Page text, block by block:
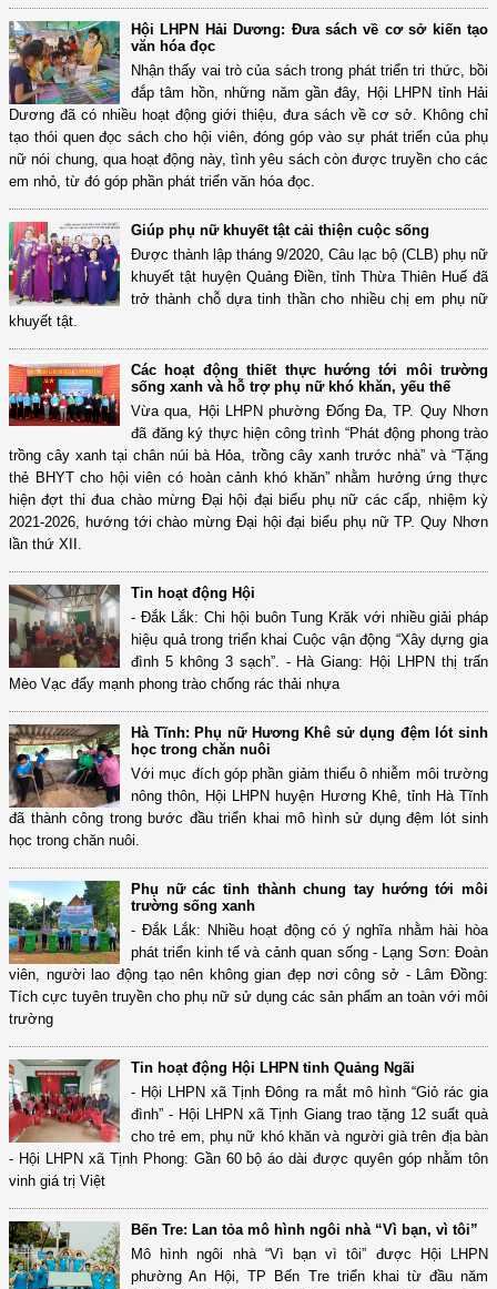
Hội LHPN Hải Dương: Đưa sách về cơ sở kiến tạo
văn hóa đọc
Nhận thấy vai trò của sách trong phát triển tri thức, bồi
đắp tâm hồn, những năm gần đây, Hội LHPN tỉnh Hải
Dương đã có nhiều hoạt động giới thiệu, đưa sách về cơ sở. Không chỉ
tạo thói quen đọc sách cho hội viên, đóng góp vào sự phát triển của phụ
nữ nói chung, qua hoạt động này, tình yêu sách còn được truyền cho các
em nhỏ, từ đó góp phần phát triển văn hóa đọc.
Giúp phụ nữ khuyết tật cải thiện cuộc sống
Được thành lập tháng 9/2020, Câu lạc bộ (CLB) phụ nữ
khuyết tật huyện Quảng Điền, tỉnh Thừa Thiên Huế đã
trở thành chỗ dựa tinh thần cho nhiều chị em phụ nữ
khuyết tật.
Các hoạt động thiết thực hướng tới môi trường
sống xanh và hỗ trợ phụ nữ khó khăn, yếu thế
Vừa qua, Hội LHPN phường Đống Đa, TP. Quy Nhơn
đã đăng ký thực hiện công trình “Phát động phong trào
trồng cây xanh tại chân núi bà Hỏa, trồng cây xanh trước nhà” và “Tặng
thẻ BHYT cho hội viên có hoàn cảnh khó khăn” nhằm hưởng ứng thực
hiện đợt thi đua chào mừng Đại hội đại biểu phụ nữ các cấp, nhiệm kỳ
2021-2026, hướng tới chào mừng Đại hội đại biểu phụ nữ TP. Quy Nhơn
lần thứ XII.
Tin hoạt động Hội
- Đắk Lắk: Chi hội buôn Tung Krăk với nhiều giải pháp
hiệu quả trong triển khai Cuộc vận động “Xây dựng gia
đình 5 không 3 sạch”. - Hà Giang: Hội LHPN thị trấn
Mèo Vạc đẩy mạnh phong trào chống rác thải nhựa
Hà Tĩnh: Phụ nữ Hương Khê sử dụng đệm lót sinh
học trong chăn nuôi
Với mục đích góp phần giảm thiểu ô nhiễm môi trường
nông thôn, Hội LHPN huyện Hương Khê, tỉnh Hà Tĩnh
đã thành công trong bước đầu triển khai mô hình sử dụng đệm lót sinh
học trong chăn nuôi.
Phụ nữ các tỉnh thành chung tay hướng tới môi
trường sống xanh
- Đắk Lắk: Nhiều hoạt động có ý nghĩa nhằm hài hòa
phát triển kinh tế và cảnh quan sống - Lạng Sơn: Đoàn
viên, người lao động tạo nên không gian đẹp nơi công sở - Lâm Đồng:
Tích cực tuyên truyền cho phụ nữ sử dụng các sản phẩm an toàn với môi
trường
Tin hoạt động Hội LHPN tỉnh Quảng Ngãi
- Hội LHPN xã Tịnh Đông ra mắt mô hình “Giỏ rác gia
đình” - Hội LHPN xã Tịnh Giang trao tặng 12 suất quà
cho trẻ em, phụ nữ khó khăn và người già trên địa bàn
- Hội LHPN xã Tịnh Phong: Gần 60 bộ áo dài được quyên góp nhằm tôn
vinh giá trị Việt
Bến Tre: Lan tỏa mô hình ngôi nhà “Vì bạn, vì tôi”
Mô hình ngôi nhà “Vì bạn vì tôi” được Hội LHPN
phường An Hội, TP Bến Tre triển khai từ đầu năm